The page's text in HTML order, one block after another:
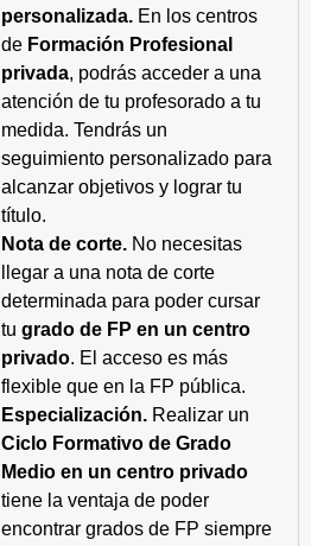
personalizada. En los centros
de Formación Profesional
privada, podrás acceder a una
atención de tu profesorado a tu
medida. Tendrás un
seguimiento personalizado para
alcanzar objetivos y lograr tu
título.
Nota de corte. No necesitas
llegar a una nota de corte
determinada para poder cursar
tu grado de FP en un centro
privado. El acceso es más
flexible que en la FP pública.
Especialización. Realizar un
Ciclo Formativo de Grado
Medio en un centro privado
tiene la ventaja de poder
encontrar grados de FP siempre